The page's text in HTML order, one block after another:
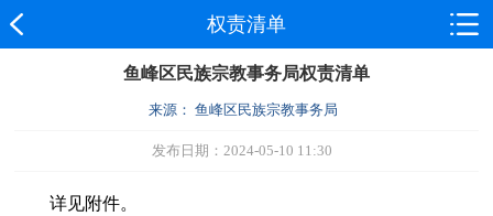
权责清单
鱼峰区民族宗教事务局权责清单
来源： 鱼峰区民族宗教事务局
发布日期：2024-05-10 11:30
详见附件。